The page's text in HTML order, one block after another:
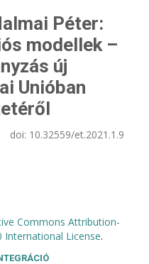
Péter:
modellek –
új
Unióban
doi: 10.32559/et.2021.1.9
Commons Attribution-
International License.